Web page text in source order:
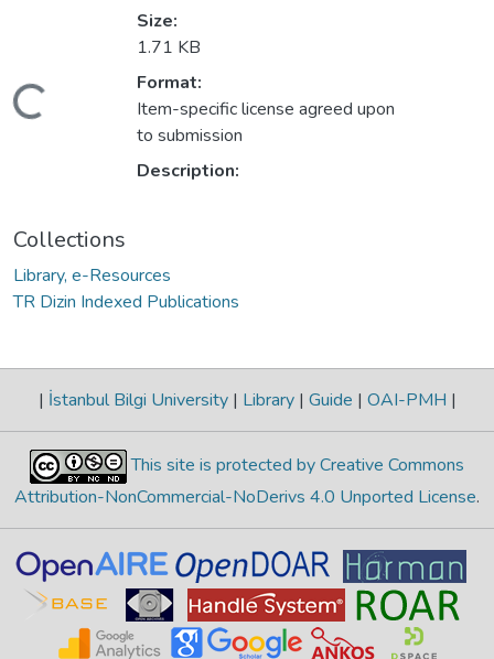
Size:
1.71 KB
Format:
Item-specific license agreed upon
to submission
Description:
Collections
Library, e-Resources
TR Dizin Indexed Publications
| İstanbul Bilgi University | Library | Guide | OAI-PMH |
This site is protected by Creative Commons
Attribution-NonCommercial-NoDerivs 4.0 Unported License.